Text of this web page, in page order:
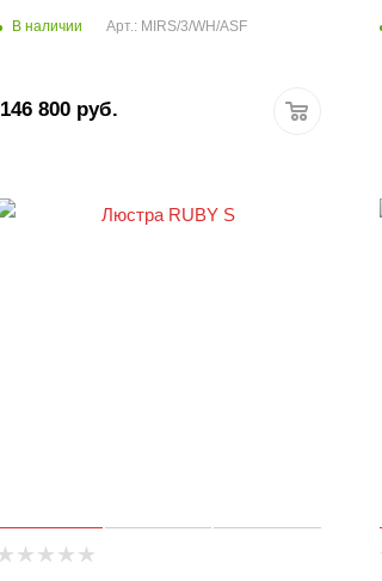
В наличии Арт.: MIRS/3/WH/ASF
146 800руб.